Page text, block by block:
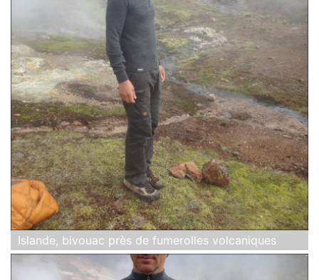
Islande, bivouac près de fumerolles volcaniques